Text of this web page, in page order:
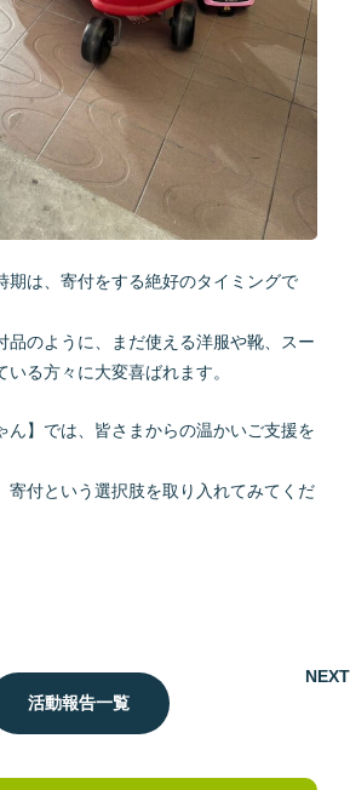
期は、寄付をする絶好のタイミングで
品のように、まだ使える洋服や靴、スー
る方々に大変喜ばれます。
ん】では、皆さまからの温かいご支援を
寄付という選択肢を取り入れてみてくだ
活動報告一覧
NEXT